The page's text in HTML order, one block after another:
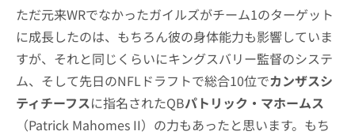
ただ元来WRでなかったガイルズがチーム1のターゲット
に成長したのは、もちろん彼の身体能力も影響していま
すが、それと同じくらいにキングスバリー監督のシステ
ム、そして先日のNFLドラフトで総合10位でカンザスシ
ティチーフスに指名されたQBパトリック・マホームス
（Patrick Mahomes II）の力もあったと思います。もち